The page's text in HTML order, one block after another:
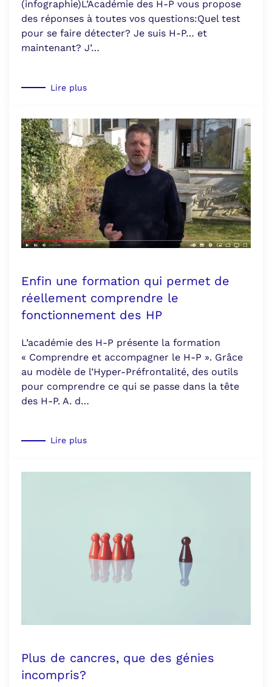
(infographie)L’Académie des H-P vous propose
des réponses à toutes vos questions:Quel test
pour se faire détecter? Je suis H-P… et
maintenant? J’…
Lire plus
Enfin une formation qui permet de
réellement comprendre le
fonctionnement des HP
L’académie des H-P présente la formation
« Comprendre et accompagner le H-P ». Grâce
au modèle de l’Hyper-Préfrontalité, des outils
pour comprendre ce qui se passe dans la tête
des H-P. A. d…
Lire plus
Plus de cancres, que des génies
incompris?